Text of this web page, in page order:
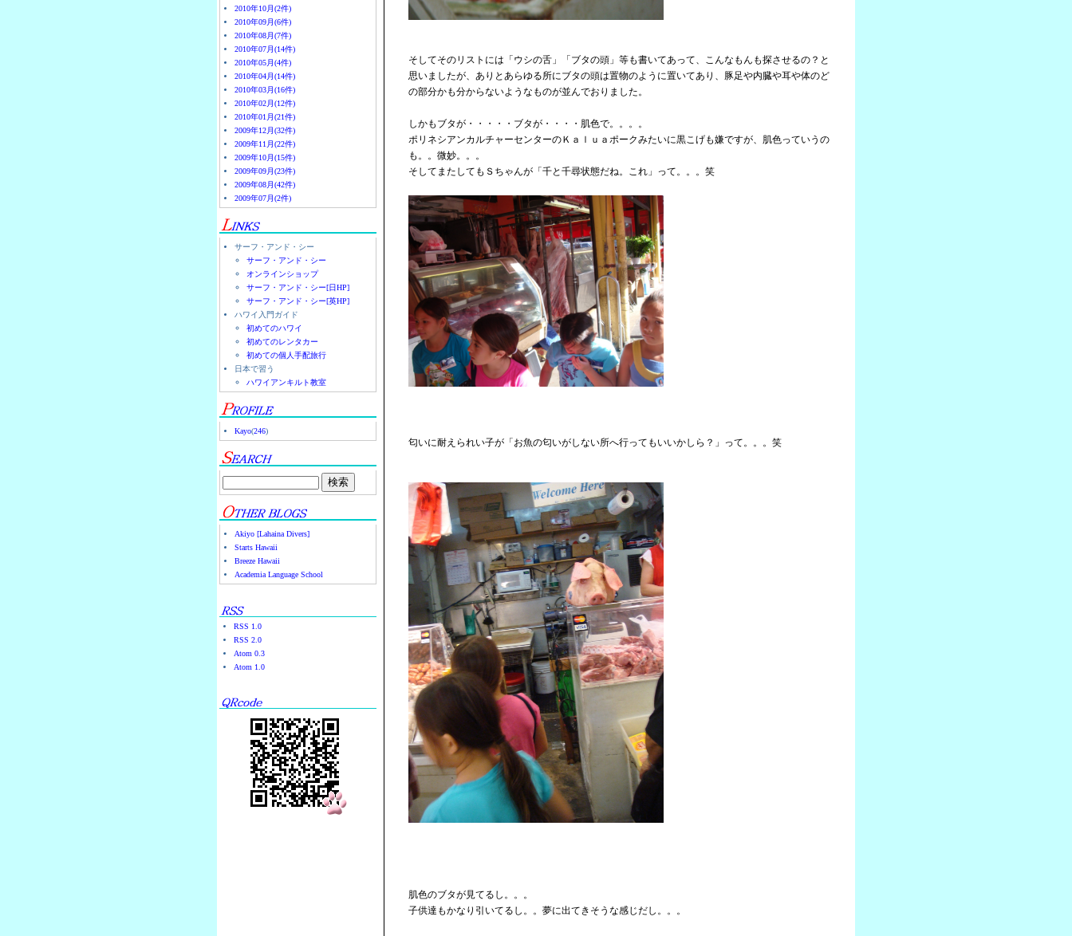
2010年10月(2件)
2010年09月(6件)
2010年08月(7件)
2010年07月(14件)
2010年05月(4件)
2010年04月(14件)
2010年03月(16件)
2010年02月(12件)
2010年01月(21件)
2009年12月(32件)
2009年11月(22件)
2009年10月(15件)
2009年09月(23件)
2009年08月(42件)
2009年07月(2件)
サーフ・アンド・シー
サーフ・アンド・シー
オンラインショップ
サーフ・アンド・シー[日HP]
サーフ・アンド・シー[英HP]
ハワイ入門ガイド
初めてのハワイ
初めてのレンタカー
初めての個人手配旅行
日本で習う
ハワイアンキルト教室
Kayo(246)
Akiyo [Lahaina Divers]
Starts Hawaii
Breeze Hawaii
Academia Language School
RSS 1.0
RSS 2.0
Atom 0.3
Atom 1.0
そしてそのリストには「ウシの舌」「ブタの頭」等も書いてあって、こんなもんも探させるの？と
思いましたが、ありとあらゆる所にブタの頭は置物のように置いてあり、豚足や内臓や耳や体のど
の部分かも分からないようなものが並んでおりました。
しかもブタが・・・・・ブタが・・・・肌色で。。。。
ポリネシアンカルチャーセンターのＫａｌｕａポークみたいに黒こげも嫌ですが、肌色っていうの
も。。微妙。。。
そしてまたしてもＳちゃんが「千と千尋状態だね。これ」って。。。笑
匂いに耐えられい子が「お魚の匂いがしない所へ行ってもいいかしら？」って。。。笑
肌色のブタが見てるし。。。
子供達もかなり引いてるし。。夢に出てきそうな感じだし。。。